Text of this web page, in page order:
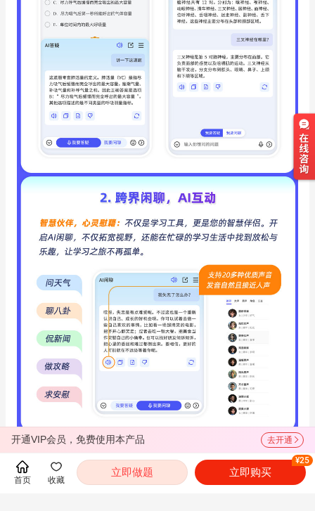
开通VIP会员，免费使用本产品 去开通
首页 收藏
立即做题 立即购买
¥25